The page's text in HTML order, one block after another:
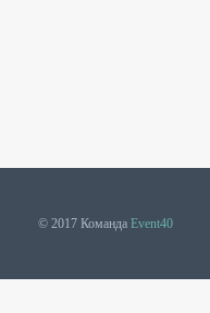
© 2017 Команда Event40